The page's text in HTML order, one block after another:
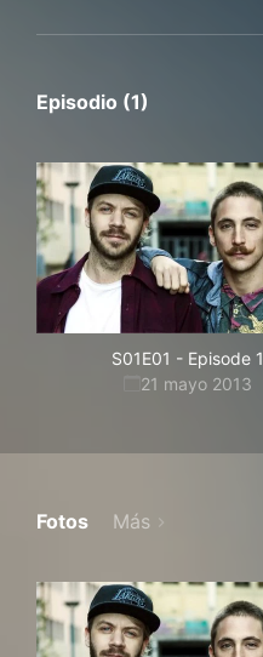
Episodio (1)
S01E01 - Episode 1
21 mayo 2013
Fotos Más